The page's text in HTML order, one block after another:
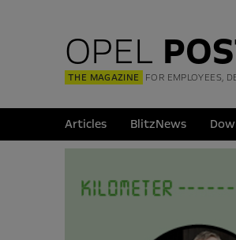
OPEL
THE MAGAZINE FOR EMPLOYEES,
Articles BlitzNews